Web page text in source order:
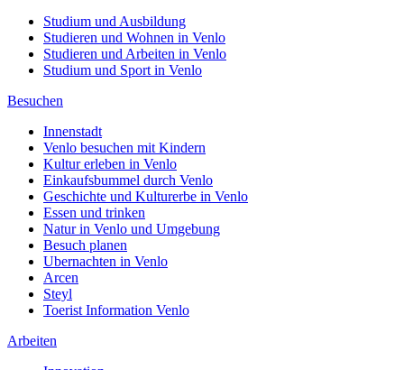
Studium und Ausbildung
Studieren und Wohnen in Venlo
Studieren und Arbeiten in Venlo
Studium und Sport in Venlo
Besuchen
Innenstadt
Venlo besuchen mit Kindern
Kultur erleben in Venlo
Einkaufsbummel durch Venlo
Geschichte und Kulturerbe in Venlo
Essen und trinken
Natur in Venlo und Umgebung
Besuch planen
Ubernachten in Venlo
Arcen
Steyl
Toerist Information Venlo
Arbeiten